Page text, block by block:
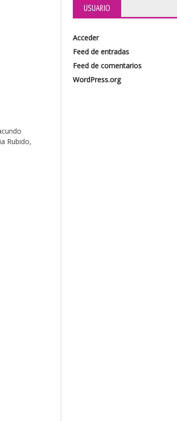
Rubido,
USUARIO
Acceder
Feed de entradas
Feed de comentarios
WordPress.org